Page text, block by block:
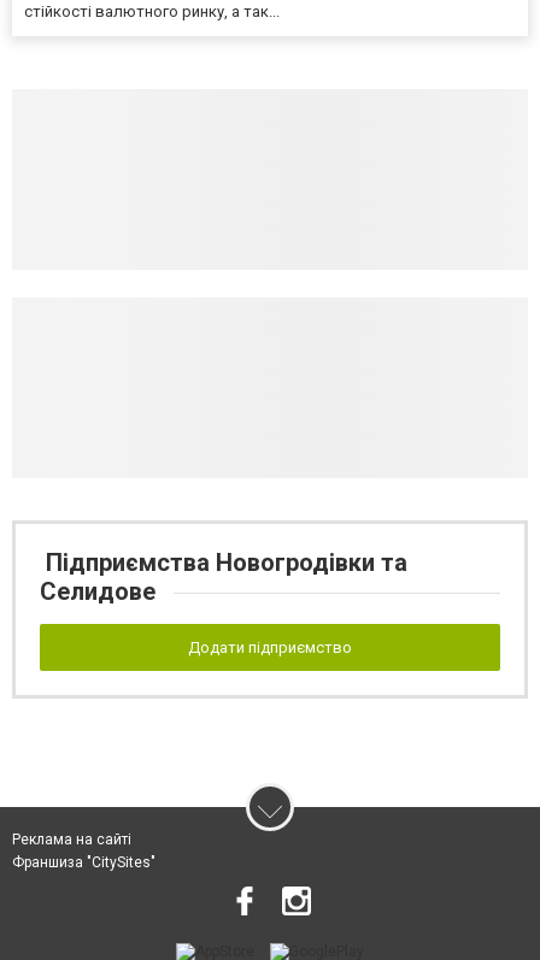
стійкості валютного ринку, а так...
Підприємства Новогродівки та
Селидове
Додати підприємство
Реклама на сайті
Франшиза "CitySites"